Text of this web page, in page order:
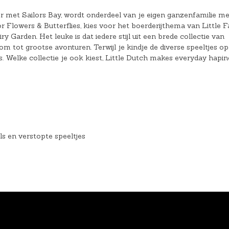
Sailors Bay, wordt onderdeel van je eigen ganzenfamilie
Flowers & Butterflies, kies voor het boerderijthema van Little
Garden. Het leuke is dat iedere stijl uit een brede collectie van
tot grootse avonturen. Terwijl je kindje de diverse speeltjes op
Welke collectie je ook kiest, Little Dutch makes everyday
en verstopte speeltjes